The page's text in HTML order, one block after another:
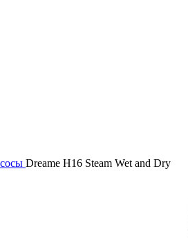
Dreame H16 Steam Wet and Dry